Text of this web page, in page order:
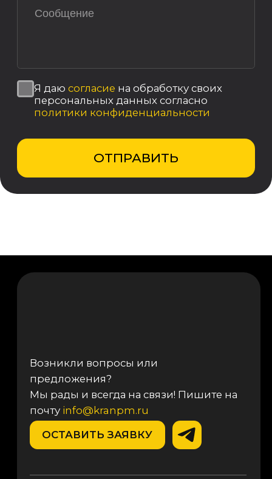
Политика конфиденциальности
Пользовательское соглашение
Реквизиты компании